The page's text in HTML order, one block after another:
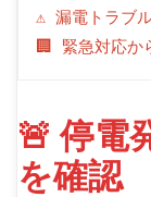
⚠ 漏電トラブ
🏢 緊急対応か
🚨 停電
を確認